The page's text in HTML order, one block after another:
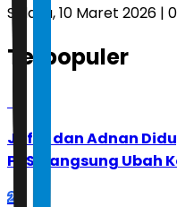
Selasa, 10 Maret 2026 |
Terpopuler
Jafar dan Adnan
PBSI Langsung Ubah
2